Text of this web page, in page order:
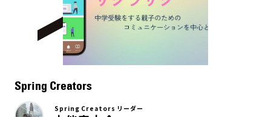
Spring Creators
Spring Creators リーダー